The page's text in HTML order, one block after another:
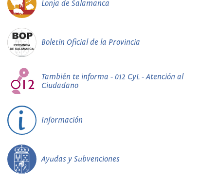
Lonja de Salamanca
Boletín Oficial de la Provincia
También te informa - 012 CyL - Atención al
Ciudadano
Información
Ayudas y Subvenciones